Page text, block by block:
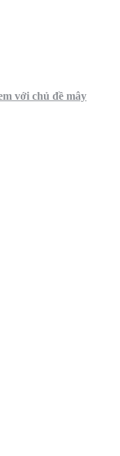
với chủ đề mây